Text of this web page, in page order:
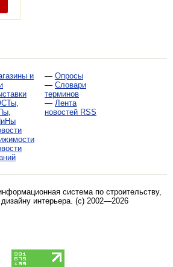
и
— Опросы
— Словари
терминов
— Лента
новостей RSS
система по строительству,
интерьера. (c) 2002—2026